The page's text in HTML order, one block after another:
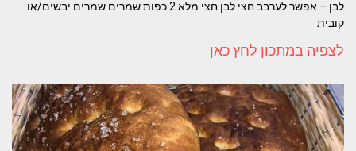
לבן – אפשר לערבב חצי לבן חצי מלא 2 כפות שמרים שמרים יבשים/או
קובית
לצפיה במתכון לחץ כאן